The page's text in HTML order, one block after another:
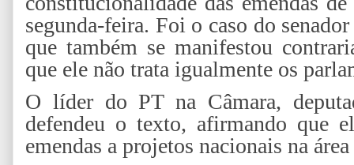
segunda-feira. Foi o caso do
que também se manifestou
que ele não trata igualmente os
O líder do PT na Câmara,
defendeu o texto, afirmando que
emendas a projetos nacionais na